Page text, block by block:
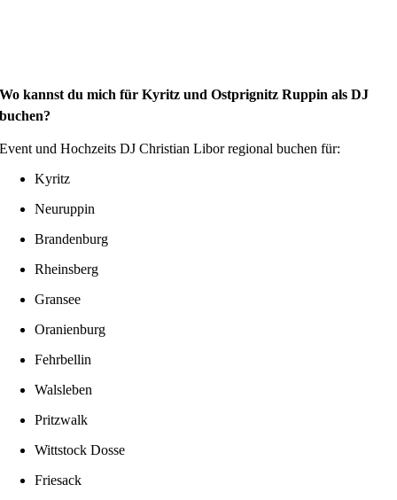
Wo kannst du mich für Kyritz und Ostprignitz Ruppin als DJ
buchen?
Event und Hochzeits DJ Christian Libor regional buchen für:
Kyritz
Neuruppin
Brandenburg
Rheinsberg
Gransee
Oranienburg
Fehrbellin
Walsleben
Pritzwalk
Wittstock Dosse
Friesack